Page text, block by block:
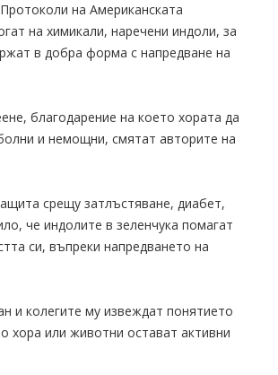
на Американската
на химикали, наречени индоли, за
в добра форма с напредване на
благодарение на което хората да
и немощни, смятат авторите на
срещу затлъстяване, диабет,
че индолите в зеленчука помагат
си, въпреки напредването на
и колегите му извеждат понятието
хора или животни остават активни